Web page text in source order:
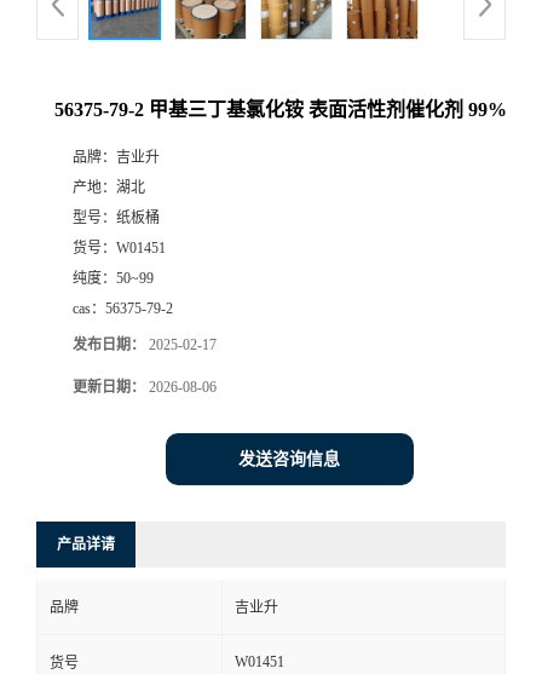
56375-79-2 甲基三丁基氯化铵 表面活性剂催化剂 99%
品牌： 吉业升
产地： 湖北
型号： 纸板桶
货号： W01451
纯度： 50~99
cas： 56375-79-2
发布日期： 2025-02-17
更新日期： 2026-08-06
发送咨询信息
产品详请
品牌 吉业升
货号 W01451